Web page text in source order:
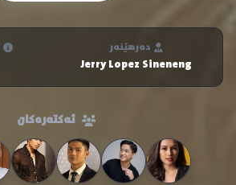
دەرهێنەر
Jerry Lopez Sineneng
ئەکتەرەکان